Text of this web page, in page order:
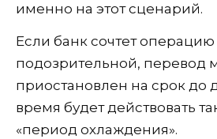
именно на этот сценарий.
Если банк сочтет операцию
подозрительной, перевод
приостановлен на срок до
время будет действовать
«период охлаждения».